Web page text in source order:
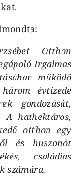
Otthon
Irgalmas
működő
évtizede
gondozását,
A hathektáros,
otthon egy
és huszonöt
családias
számára.